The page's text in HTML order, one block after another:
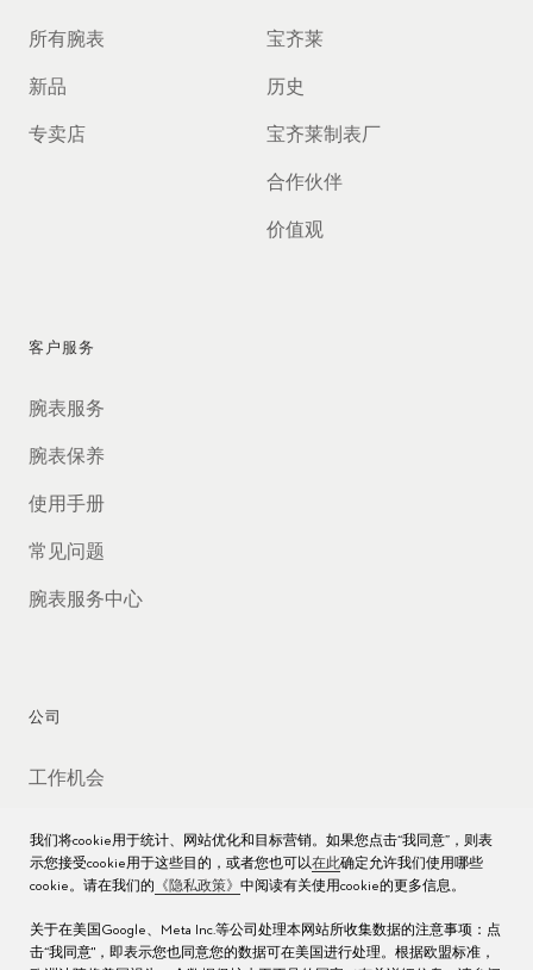
所有腕表
新品
专卖店
宝齐莱
历史
宝齐莱制表厂
合作伙伴
价值观
客户服务
腕表服务
腕表保养
使用手册
常见问题
腕表服务中心
公司
工作机会
联络我们
沪ICP备16013004号
我们将cookie用于统计、网站优化和目标营销。如果您点击“我同意”，则表
示您接受cookie用于这些目的，或者您也可以在此确定允许我们使用哪些
cookie。请在我们的 《隐私政策》 中阅读有关使用cookie的更多信息。
关于在美国Google、Meta Inc.等公司处理本网站所收集数据的注意事项：点
击“我同意"，即表示您也同意您的数据可在美国进行处理。根据欧盟标准，